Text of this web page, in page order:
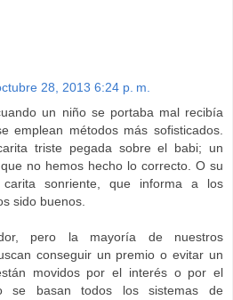
28, 2013 6:24 p. m.
un niño se portaba mal recibía
emplean métodos más sofisticados.
triste pegada sobre el babi; un
no hemos hecho lo correcto. O su
carita sonriente, que informa a los
sido buenos.
pero la mayoría de nuestros
conseguir un premio o evitar un
movidos por el interés o por el
se basan todos los sistemas de